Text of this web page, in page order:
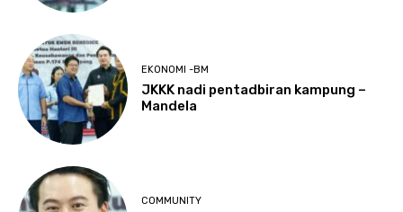
EKONOMI -BM
JKKK nadi pentadbiran kampung –
Mandela
COMMUNITY